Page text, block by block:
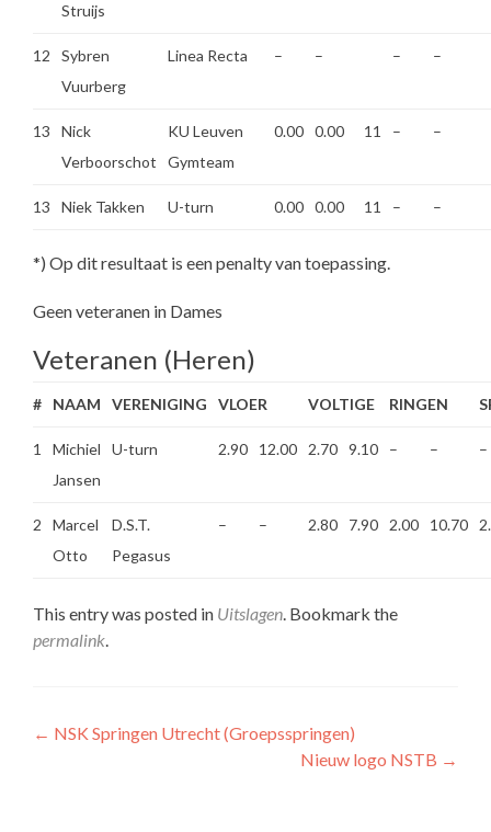
Struijs
12
Sybren
Vuurberg
Linea Recta – – – –
13
Nick
Verboorschot
KU Leuven
Gymteam
0.00 0.00 11 – –
13 Niek Takken U-turn 0.00 0.00 11 – –
*) Op dit resultaat is een penalty van toepassing.
Geen veteranen in Dames
Veteranen (Heren)
# NAAM VERENIGING VLOER VOLTIGE RINGEN
1
Michiel
Jansen
U-turn 2.90 12.00 2.70 9.10 – – –
2
Marcel
Otto
D.S.T.
Pegasus
– – 2.80 7.90 2.00 10.70
This entry was posted in Uitslagen. Bookmark the
permalink.
Post
← NSK Springen Utrecht (Groepsspringen)
Nieuw logo NSTB →